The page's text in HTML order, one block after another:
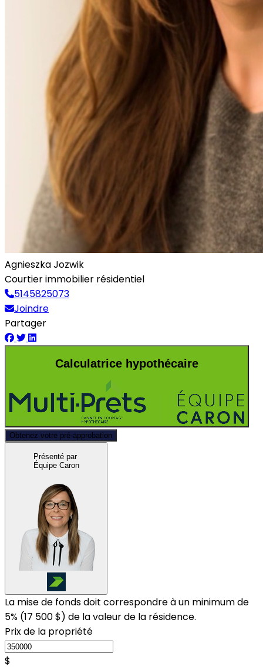
Agnieszka Jozwik
Courtier immobilier résidentiel
5145825073
Joindre
Partager
Calculatrice hypothécaire
Obtenez votre pré-approbation
Présenté par
Équipe Caron
La mise de fonds doit correspondre à un minimum de
5% (17 500 $) de la valeur de la résidence.
Prix de la propriété
$